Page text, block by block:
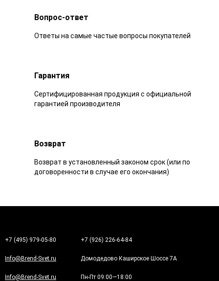
Вопрос-ответ
Ответы на самые частые вопросы покупателей
Гарантия
Сертифицированная продукция с официальной
гарантией производителя
Возврат
Возврат в установленный законом срок (или по
договоренности в случае его окончания)
+7 (495) 979-05-80 +7 (926) 226-64-84
Info@Brend-Svet.ru Домодедово Каширское Шоссе 7А
Info@Brend-Svet.ru Пн-Пт 09:00—18:00